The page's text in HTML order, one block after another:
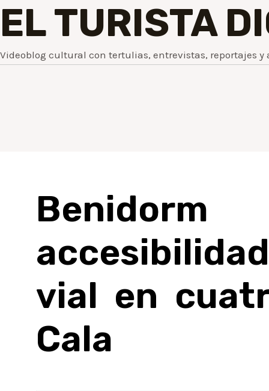
EL TURISTA
Videoblog cultural con tertulias, entrevistas, reportajes y
vial en
Cala